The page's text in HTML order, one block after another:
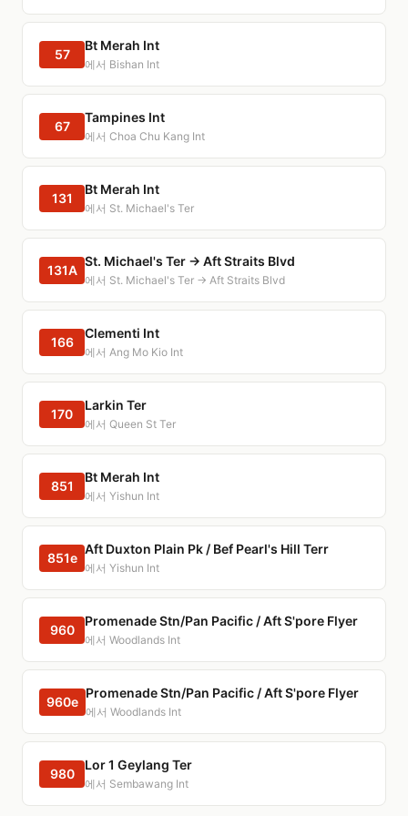
57
Bt Merah Int
에서 Bishan Int
67
Tampines Int
에서 Choa Chu Kang Int
131
Bt Merah Int
에서 St. Michael's Ter
131A
St. Michael's Ter → Aft Straits Blvd
에서 St. Michael's Ter → Aft Straits Blvd
166
Clementi Int
에서 Ang Mo Kio Int
170
Larkin Ter
에서 Queen St Ter
851
Bt Merah Int
에서 Yishun Int
851e
Aft Duxton Plain Pk / Bef Pearl's Hill Terr
에서 Yishun Int
960
Promenade Stn/Pan Pacific / Aft S'pore Flyer
에서 Woodlands Int
960e
Promenade Stn/Pan Pacific / Aft S'pore Flyer
에서 Woodlands Int
980
Lor 1 Geylang Ter
에서 Sembawang Int